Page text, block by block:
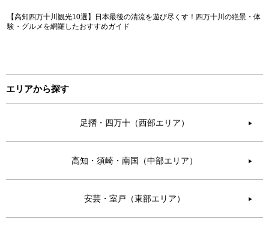
【高知四万十川観光10選】日本最後の清流を遊び尽くす！四万十川の絶景・体
験・グルメを網羅したおすすめガイド
エリアから探す
足摺・四万十（西部エリア） ▶︎
高知・須崎・南国（中部エリア） ▶︎
安芸・室戸（東部エリア） ▶︎